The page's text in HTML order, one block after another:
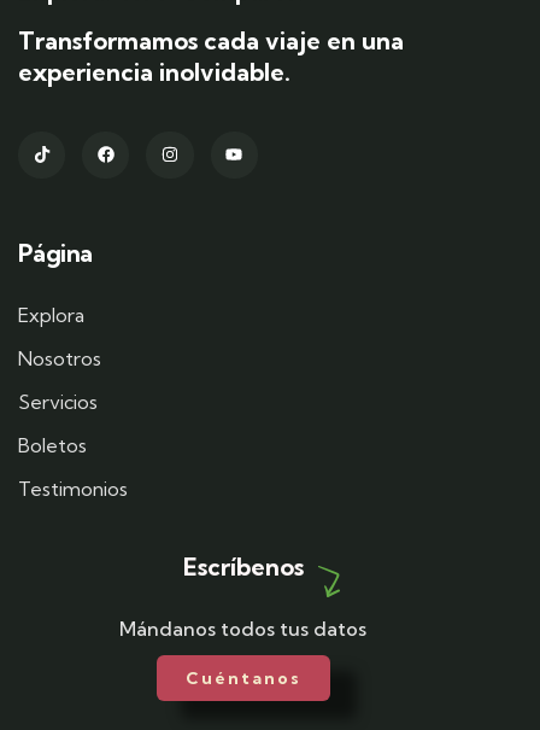
Transformamos cada viaje en una
experiencia inolvidable.
Página
Explora
Nosotros
Servicios
Boletos
Testimonios
Escríbenos
Mándanos todos tus datos
Cuéntanos